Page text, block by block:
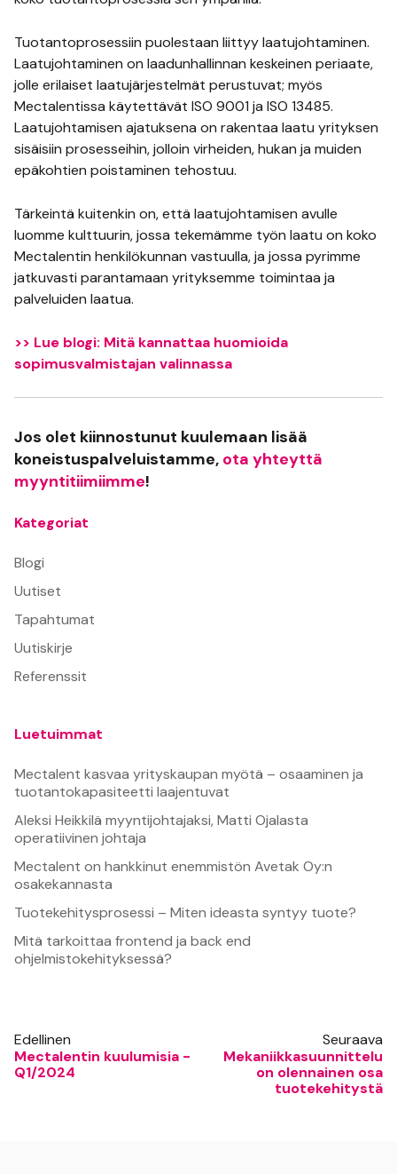
Tuotantoprosessiin puolestaan liittyy laatujohtaminen.
Laatujohtaminen on laadunhallinnan keskeinen periaate,
jolle erilaiset laatujärjestelmät perustuvat; myös
Mectalentissa käytettävät ISO 9001 ja ISO 13485.
Laatujohtamisen ajatuksena on rakentaa laatu yrityksen
sisäisiin prosesseihin, jolloin virheiden, hukan ja muiden
epäkohtien poistaminen tehostuu.
Tärkeintä kuitenkin on, että laatujohtamisen avulle
luomme kulttuurin, jossa tekemämme työn laatu on koko
Mectalentin henkilökunnan vastuulla, ja jossa pyrimme
jatkuvasti parantamaan yrityksemme toimintaa ja
palveluiden laatua.
>> Lue blogi: Mitä kannattaa huomioida
sopimusvalmistajan valinnassa
Jos olet kiinnostunut kuulemaan lisää
koneistuspalveluistamme, ota yhteyttä
myyntitiimiimme!
Kategoriat
Blogi
Uutiset
Tapahtumat
Uutiskirje
Referenssit
Luetuimmat
Mectalent kasvaa yrityskaupan myötä – osaaminen ja
tuotantokapasiteetti laajentuvat
Aleksi Heikkilä myyntijohtajaksi, Matti Ojalasta
operatiivinen johtaja
Mectalent on hankkinut enemmistön Avetak Oy:n
osakekannasta
Tuotekehitysprosessi – Miten ideasta syntyy tuote?
Mitä tarkoittaa frontend ja back end
ohjelmistokehityksessä?
Edellinen
Mectalentin kuulumisia -
Q1/2024
Seuraava
Mekaniikkasuunnittelu
on olennainen osa
tuotekehitystä